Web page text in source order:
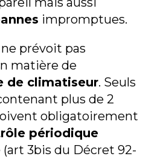
impromptues.
prévoit pas
matière de
de climatiseur. Seuls
plus de 2
obligatoirement
périodique
(art 3bis du Décret 92-